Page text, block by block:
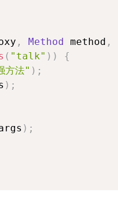
, Method method ,
( "talk" ) )
{
方法" ) ;
) ;
) ;